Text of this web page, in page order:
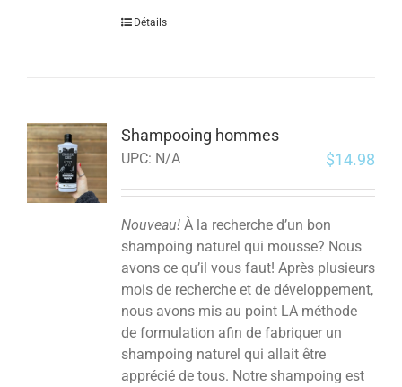
Détails
Shampooing hommes
UPC: N/A $14.98
Nouveau!À la recherche d’un bon
shampoing naturel qui mousse? Nous
avons ce qu’il vous faut! Après plusieurs
mois de recherche et de développement,
nous avons mis au point LA méthode
de formulation afin de fabriquer un
shampoing naturel qui allait être
apprécié de tous. Notre shampoing est